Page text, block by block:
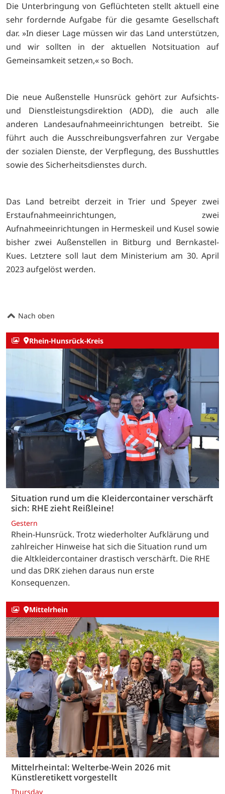
Die Unterbringung von Geflüchteten stellt aktuell eine
sehr fordernde Aufgabe für die gesamte Gesellschaft
dar. »In dieser Lage müssen wir das Land unterstützen,
und wir sollten in der aktuellen Notsituation auf
Gemeinsamkeit setzen,« so Boch.
Die neue Außenstelle Hunsrück gehört zur Aufsichts-
und Dienstleistungsdirektion (ADD), die auch alle
anderen Landesaufnahmeeinrichtungen betreibt. Sie
führt auch die Ausschreibungsverfahren zur Vergabe
der sozialen Dienste, der Verpflegung, des Busshuttles
sowie des Sicherheitsdienstes durch.
Das Land betreibt derzeit in Trier und Speyer zwei
Erstaufnahmeeinrichtungen, zwei
Aufnahmeeinrichtungen in Hermeskeil und Kusel sowie
bisher zwei Außenstellen in Bitburg und Bernkastel-
Kues. Letztere soll laut dem Ministerium am 30. April
2023 aufgelöst werden.
Nach oben
Rhein-Hunsrück-Kreis
Situation rund um die Kleidercontainer verschärft
sich: RHE zieht Reißleine!
Gestern
Rhein-Hunsrück. Trotz wiederholter Aufklärung und
zahlreicher Hinweise hat sich die Situation rund um
die Altkleidercontainer drastisch verschärft. Die RHE
und das DRK ziehen daraus nun erste
Konsequenzen.
Mittelrhein
Mittelrheintal: Welterbe-Wein 2026 mit
Künstleretikett vorgestellt
Thursday